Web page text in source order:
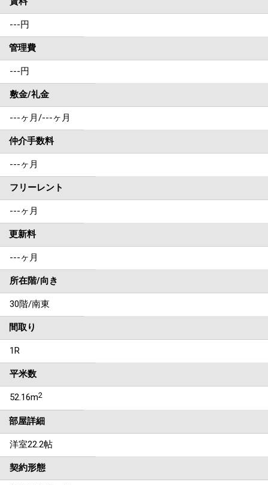
---円
管理費
---円
敷金/礼金
---ヶ月/---ヶ月
仲介手数料
---ヶ月
フリーレント
---ヶ月
更新料
---ヶ月
所在階/向き
30階/南東
間取り
1R
平米数
52.16m2
部屋詳細
洋室22.2帖
契約形態